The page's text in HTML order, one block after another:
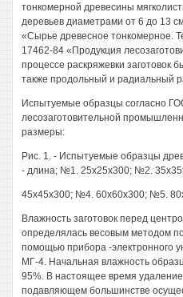
тонкомерной древесины
деревьев диаметрами от 6 до 13
«Сырье древесное тонкомерное.
17462-84 «Продукция
процессе раскряжевки заготовок
также продольный и радиальный
Испытуемые образцы согласно
лесозаготовительной
размеры:
Рис. 1. - Испытуемые образцы
- длина; №1. 25x25x300; №2.
45x45x300; №4. 60x60x300; №5.
Влажность заготовок перед
определялась весовым методом
помощью прибора -электронного
МГ-4. Начальная влажность
95%. В настоящее время
подавляющем большинстве